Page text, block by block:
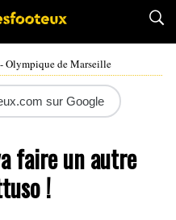
Olympique de Marseille
sur Google
faire un autre
!